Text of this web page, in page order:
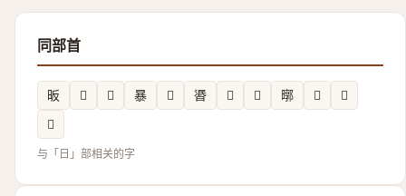
同部首
昄 𣊙 𣉲 暴 𣆙 𣇹 𣌿 𬁀 㬑 𱢏
𣉄
𪰨
与「日」部相关的字